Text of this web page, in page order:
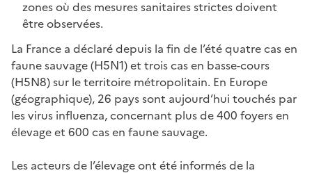
zones où des mesures sanitaires strictes doivent
être observées.
La France a déclaré depuis la fin de l’été quatre cas en
faune sauvage (H5N1) et trois cas en basse-cours
(H5N8) sur le territoire métropolitain. En Europe
(géographique), 26 pays sont aujourd’hui touchés par
les virus influenza, concernant plus de 400 foyers en
élevage et 600 cas en faune sauvage.
Les acteurs de l’élevage ont été informés de la